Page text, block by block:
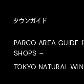
タウンガイド
PARCO AREA
SHOPS –
TOKYO NATURAL